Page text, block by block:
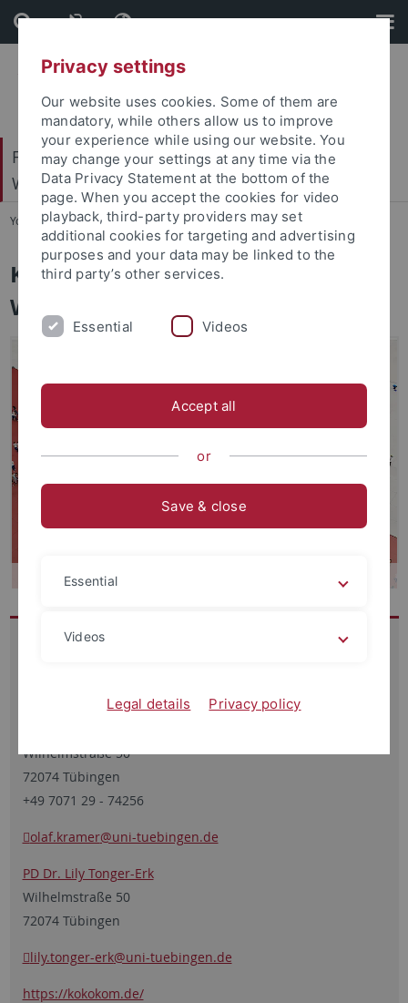
Skip
to
content
Skip
to
footer
Forschungszentrum für
Wissenschaftskommunikation (FfW)
You are here: Startseite ... Konflikt und Konsens
Konflikt und Konsens in der
Wissenschaftskommunikation
Kontakt
Wilhelmstraße 50
72074 Tübingen
+49 7071 29 - 74256
olaf.kramer@uni-tuebingen.de
PD Dr. Lily Tonger-Erk
Wilhelmstraße 50
72074 Tübingen
lily.tonger-erk@uni-tuebingen.de
https://kokokom.de/
Privacy settings
Our website uses cookies. Some of them are
mandatory, while others allow us to improve
your experience while using our website. You
may change your settings at any time via the
Data Privacy Statement at the bottom of the
page. When you accept the cookies for video
playback, third-party providers may set
additional cookies for targeting and advertising
purposes and your data may be linked to the
third party’s other services.
Essential Videos
Accept all
or
Save & close
Essential
Videos
Legal details Privacy policy